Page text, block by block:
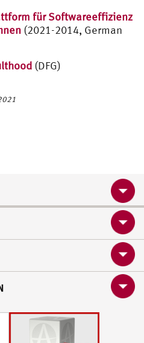
für Softwareeffizienz
(2021-2014, German
(DFG)